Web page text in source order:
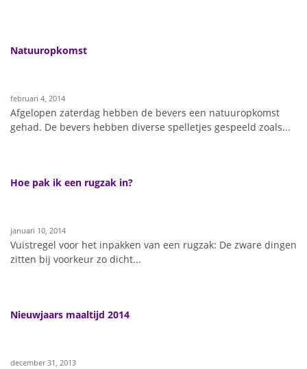
Natuuropkomst
februari 4, 2014
Afgelopen zaterdag hebben de bevers een natuuropkomst
gehad. De bevers hebben diverse spelletjes gespeeld zoals...
Hoe pak ik een rugzak in?
januari 10, 2014
Vuistregel voor het inpakken van een rugzak: De zware dingen
zitten bij voorkeur zo dicht...
Nieuwjaars maaltijd 2014
december 31, 2013